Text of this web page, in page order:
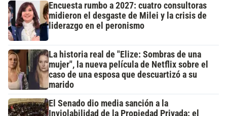
Encuesta rumbo a 2027: cuatro consultoras
midieron el desgaste de Milei y la crisis de
liderazgo en el peronismo
La historia real de "Elize: Sombras de una
mujer", la nueva película de Netflix sobre el
caso de una esposa que descuartizó a su
marido
El Senado dio media sanción a la
Inviolabilidad de la Propiedad Privada: el